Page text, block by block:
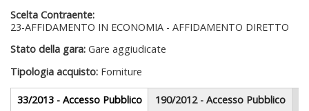
Scelta Contraente:
23-AFFIDAMENTO IN ECONOMIA - AFFIDAMENTO DIRETTO
Stato della gara: Gare aggiudicate
Tipologia acquisto: Forniture
33/2013 - Accesso Pubblico(scheda
190/2012 - Accesso Pubblico